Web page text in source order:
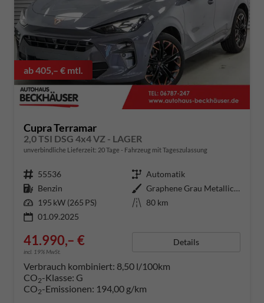
ab 405,– € mtl.
Cupra Terramar
2,0 TSI DSG 4x4 VZ - LAGER
unverbindliche Lieferzeit: 20 Tage Fahrzeug mit Tageszulassung
Fahrzeugnummer 55536 Getriebe Automatik
Kraftstoff Benzin Außenfarbe
Graphene Grau Metallic (R6)
Leistung 195 kW (265 PS) Kilometerstand 80 km
01.09.2025
41.990,– €
incl. 19% MwSt.
Details
Verbrauch kombiniert: 8,50 l/100km
CO2-Klasse: G
CO2-Emissionen: 194,00 g/km